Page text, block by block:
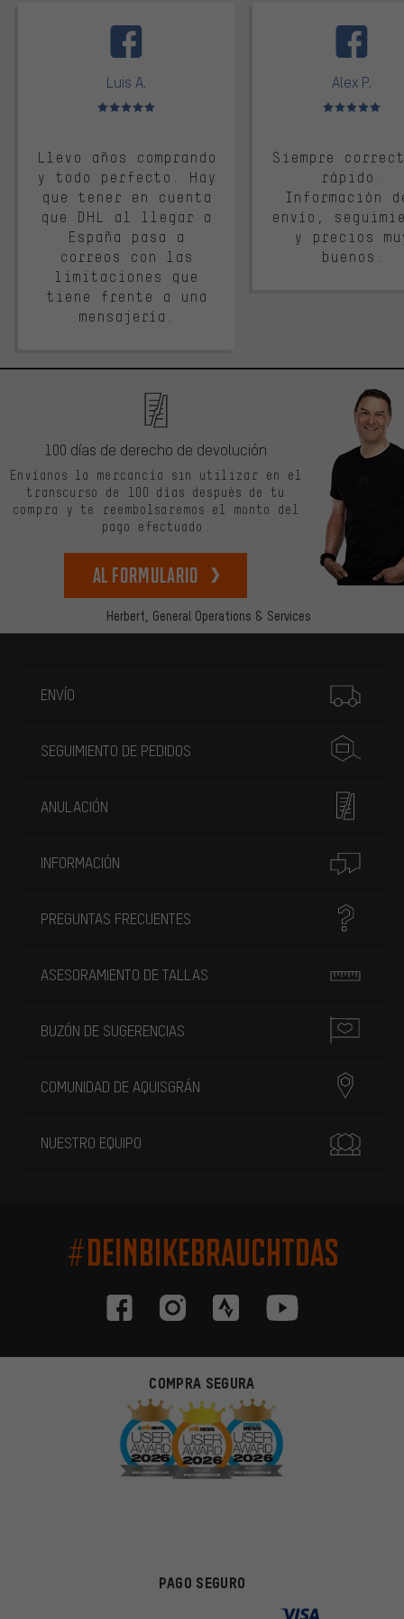
Luis A.
Valoración media: 5 de 5
Llevo años comprando
y todo perfecto. Hay
que tener en cuenta
que DHL al llegar a
España pasa a
correos con las
limitaciones que
tiene frente a una
mensajería.
Alex P.
Valoración
Siempre
rápido.
Información
envío,
y precios
buenos.
Herbert, General Operations & Services
100 días de derecho de devolución
Envíanos la mercancía sin utilizar en el
transcurso de 100 días después de tu
compra y te reembolsaremos el monto del
pago efectuado.
Al formulario
ENVÍO
SEGUIMIENTO DE PEDIDOS
ANULACIÓN
INFORMACIÓN
PREGUNTAS FRECUENTES
ASESORAMIENTO DE TALLAS
BUZÓN DE SUGERENCIAS
COMUNIDAD DE AQUISGRÁN
NUESTRO EQUIPO
#DEINBIKEBRAUCHTDAS
COMPRA SEGURA
PAGO SEGURO